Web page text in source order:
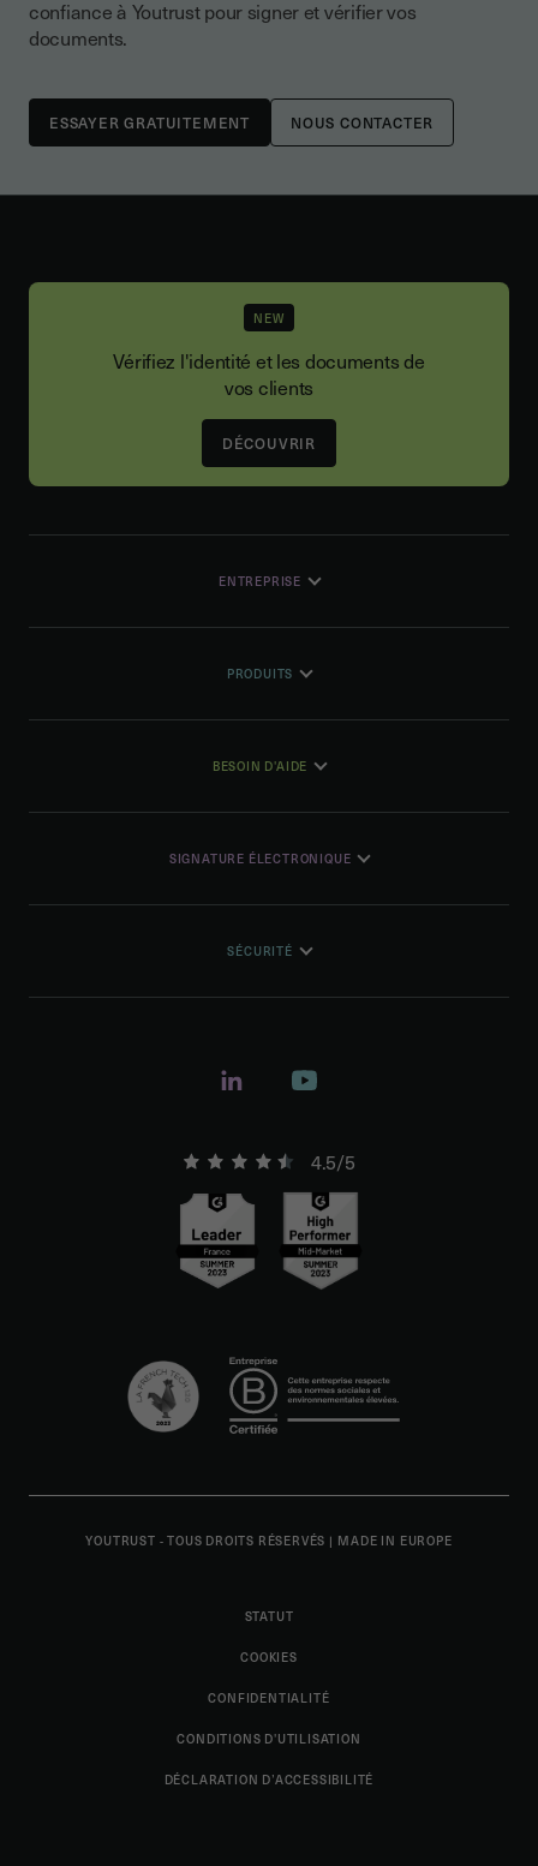
confiance à Youtrust pour signer et vérifier vos
documents.
NOUS CONTACTER
NEW
Vérifiez l'identité et les documents de
vos clients
DÉCOUVRIR
ENTREPRISE
PRODUITS
BESOIN D'AIDE
SIGNATURE ÉLECTRONIQUE
SÉCURITÉ
4.5/5
YOUTRUST - TOUS DROITS RÉSERVÉS | MADE IN EUROPE
STATUT
COOKIES
CONFIDENTIALITÉ
CONDITIONS D'UTILISATION
DÉCLARATION D’ACCESSIBILITÉ